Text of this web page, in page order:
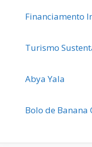
Financiamento
Turismo
Abya Yala
Bolo de Banana